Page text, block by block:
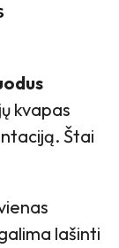
kvapas
Štai
lašinti